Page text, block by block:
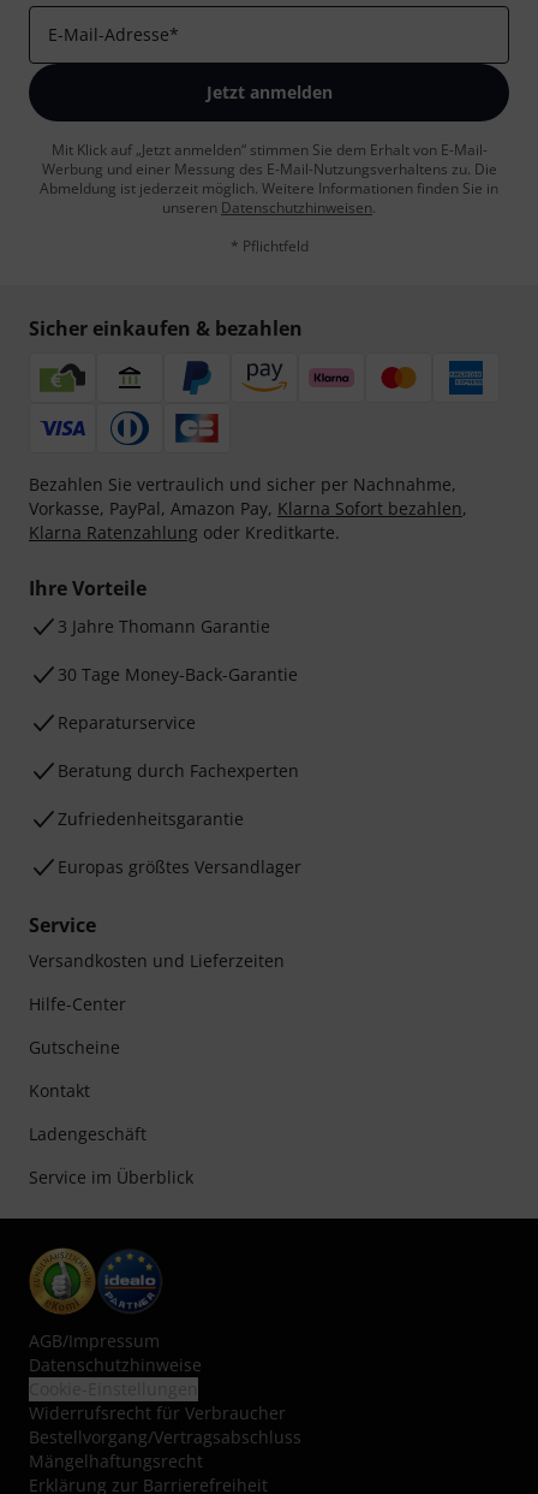
E-Mail-Adresse*
Jetzt anmelden
Mit Klick auf „Jetzt anmelden“ stimmen Sie dem Erhalt von E-Mail-
Werbung und einer Messung des E-Mail-Nutzungsverhaltens zu. Die
Abmeldung ist jederzeit möglich. Weitere Informationen finden Sie in
unseren Datenschutzhinweisen.
* Pflichtfeld
Sicher einkaufen & bezahlen
Bezahlen Sie vertraulich und sicher per Nachnahme,
Vorkasse, PayPal, Amazon Pay, Klarna Sofort bezahlen,
Klarna Ratenzahlung oder Kreditkarte.
Ihre Vorteile
3 Jahre Thomann Garantie
30 Tage Money-Back-Garantie
Reparaturservice
Beratung durch Fachexperten
Zufriedenheitsgarantie
Europas größtes Versandlager
Service
Versandkosten und Lieferzeiten
Hilfe-Center
Gutscheine
Kontakt
Ladengeschäft
Service im Überblick
AGB/Impressum
Datenschutzhinweise
Widerrufsrecht für Verbraucher
Bestellvorgang/Vertragsabschluss
Mängelhaftungsrecht
Erklärung zur Barrierefreiheit